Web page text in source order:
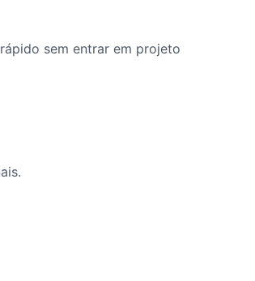
sem entrar em projeto